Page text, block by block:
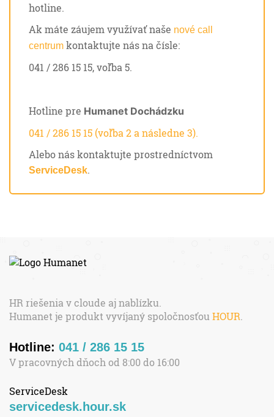
hotline.
Ak máte záujem využívať naše nové call
centrum kontaktujte nás na čísle:
041 / 286 15 15, voľba 5.
Hotline pre Humanet Dochádzku
041 / 286 15 15 (voľba 2 a následne 3).
Alebo nás kontaktujte prostredníctvom
ServiceDesk.
HR riešenia v cloude aj nablízku.
Humanet je produkt vyvíjaný spoločnosťou HOUR.
Hotline: 041 / 286 15 15
V pracovných dňoch od 8:00 do 16:00
ServiceDesk
servicedesk.hour.sk